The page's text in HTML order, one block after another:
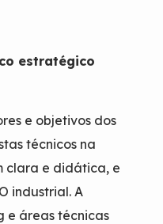
estratégico
e objetivos dos
técnicos na
clara e didática, e
industrial. A
e áreas técnicas